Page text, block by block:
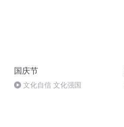
国庆节
文化自信 文化强国